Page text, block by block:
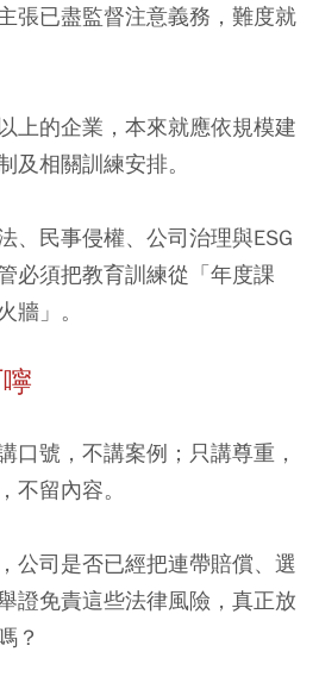
張已盡監督注意義務，難度就
上的企業，本來就應依規模建
及相關訓練安排。
、民事侵權、公司治理與ESG
必須把教育訓練從「年度課
牆」。
口號，不講案例；只講尊重，
不留內容。
公司是否已經把連帶賠償、選
證免責這些法律風險，真正放
？